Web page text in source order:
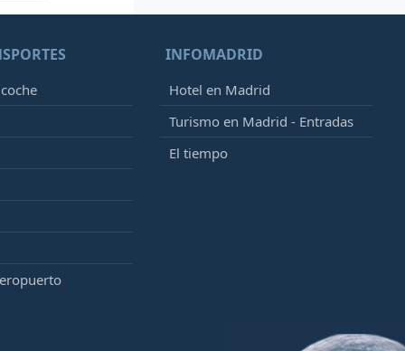
INFOMADRID
Hotel en Madrid
Turismo en Madrid - Entradas
El tiempo